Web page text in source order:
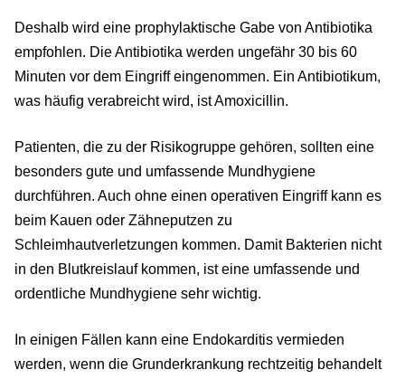
Deshalb wird eine prophylaktische Gabe von Antibiotika
empfohlen. Die Antibiotika werden ungefähr 30 bis 60
Minuten vor dem Eingriff eingenommen. Ein Antibiotikum,
was häufig verabreicht wird, ist Amoxicillin.
Patienten, die zu der Risikogruppe gehören, sollten eine
besonders gute und umfassende Mundhygiene
durchführen. Auch ohne einen operativen Eingriff kann es
beim Kauen oder Zähneputzen zu
Schleimhautverletzungen kommen. Damit Bakterien nicht
in den Blutkreislauf kommen, ist eine umfassende und
ordentliche Mundhygiene sehr wichtig.
In einigen Fällen kann eine Endokarditis vermieden
werden, wenn die Grunderkrankung rechtzeitig behandelt